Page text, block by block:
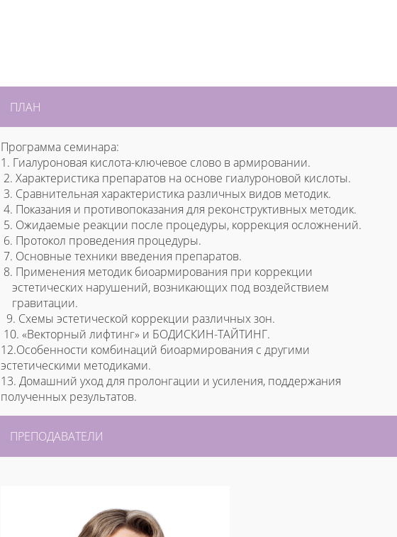
ПЛАН
Программа семинара:
1. Гиалуроновая кислота-ключевое слово в армировании.
2. Характеристика препаратов на основе гиалуроновой кислоты.
3. Сравнительная характеристика различных видов методик.
4. Показания и противопоказания для реконструктивных методик.
5. Ожидаемые реакции после процедуры, коррекция осложнений.
6. Протокол проведения процедуры.
7. Основные техники введения препаратов.
8. Применения методик биоармирования при коррекции
эстетических нарушений, возникающих под воздействием
гравитации.
9. Схемы эстетической коррекции различных зон.
10. «Векторный лифтинг» и БОДИСКИН-ТАЙТИНГ.
12.Особенности комбинаций биоармирования с другими
эстетическими методиками.
13. Домашний уход для пролонгации и усиления, поддержания
полученных результатов.
ПРЕПОДАВАТЕЛИ